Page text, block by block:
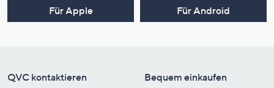
Für Apple Für Android
QVC kontaktieren Bequem einkaufen